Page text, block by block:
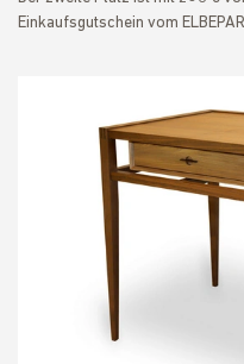
Einkaufsgutschein vom